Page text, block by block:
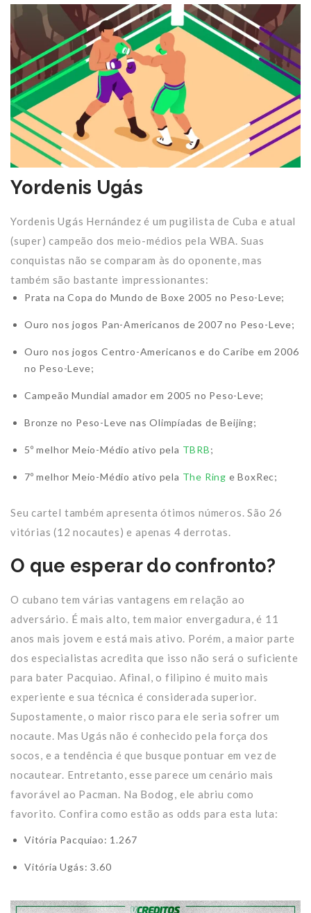
Yordenis Ugás
Yordenis Ugás Hernández é um pugilista de Cuba e atual
(super) campeão dos meio-médios pela WBA. Suas
conquistas não se comparam às do oponente, mas
também são bastante impressionantes:
Prata na Copa do Mundo de Boxe 2005 no Peso-Leve;
Ouro nos jogos Pan-Americanos de 2007 no Peso-Leve;
Ouro nos jogos Centro-Americanos e do Caribe em 2006
no Peso-Leve;
Campeão Mundial amador em 2005 no Peso-Leve;
Bronze no Peso-Leve nas Olimpíadas de Beijing;
5º melhor Meio-Médio ativo pela TBRB;
7º melhor Meio-Médio ativo pela The Ring e BoxRec;
Seu cartel também apresenta ótimos números. São 26
vitórias (12 nocautes) e apenas 4 derrotas.
O que esperar do confronto?
O cubano tem várias vantagens em relação ao
adversário. É mais alto, tem maior envergadura, é 11
anos mais jovem e está mais ativo. Porém, a maior parte
dos especialistas acredita que isso não será o suficiente
para bater Pacquiao. Afinal, o filipino é muito mais
experiente e sua técnica é considerada superior.
Supostamente, o maior risco para ele seria sofrer um
nocaute. Mas Ugás não é conhecido pela força dos
socos, e a tendência é que busque pontuar em vez de
nocautear. Entretanto, esse parece um cenário mais
favorável ao Pacman. Na Bodog, ele abriu como
favorito. Confira como estão as odds para esta luta:
Vitória Pacquiao: 1.267
Vitória Ugás: 3.60